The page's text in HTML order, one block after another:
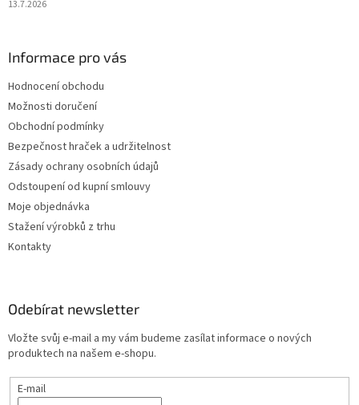
13.7.2026
Informace pro vás
Hodnocení obchodu
Možnosti doručení
Obchodní podmínky
Bezpečnost hraček a udržitelnost
Zásady ochrany osobních údajů
Odstoupení od kupní smlouvy
Moje objednávka
Stažení výrobků z trhu
Kontakty
Odebírat newsletter
Vložte svůj e-mail a my vám budeme zasílat informace o nových
produktech na našem e-shopu.
E-mail